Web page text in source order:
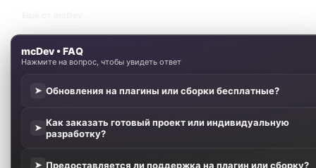
mcDev • FAQ
Нажмите на вопрос, чтобы увидеть ответ
➤ Обновления на плагины или сборки бесплатные?
➤ Как заказать готовый проект или индивидуальную
разработку?
➤ Предоставляется ли поддержка на плагин или сборку?